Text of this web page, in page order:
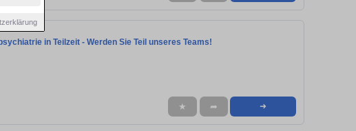
in Teilzeit - Werden Sie Teil unseres Teams!
★ ➦ ➜